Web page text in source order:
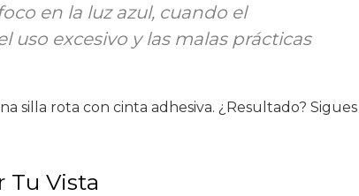
en la luz azul, cuando el
uso excesivo y las malas prácticas
silla rota con cinta adhesiva. ¿Resultado? Sigues
Tu Vista